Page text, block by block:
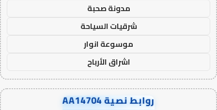
مدونة صحبة
شرقيات السياحة
موسوعة انوار
اشراق الأرباح
روابط نصية AA14704